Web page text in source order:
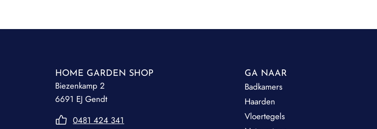
HOME GARDEN SHOP
Biezenkamp 2
6691 EJ Gendt
0481 424 341
GA NAAR
Badkamers
Haarden
Vloertegels